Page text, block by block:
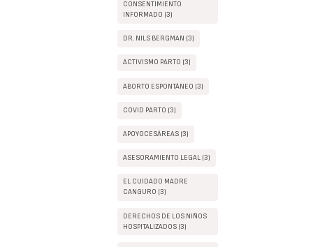
CONSENTIMIENTO
INFORMADO (3)
DR. NILS BERGMAN (3)
ACTIVISMO PARTO (3)
ABORTO ESPONTÁNEO (3)
COVID PARTO (3)
APOYOCESÁREAS (3)
ASESORAMIENTO LEGAL (3)
EL CUIDADO MADRE
CANGURO (3)
DERECHOS DE LOS NIÑOS
HOSPITALIZADOS (3)